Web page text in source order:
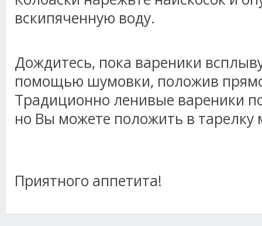
вскипяченную воду.
Дождитесь, пока вареники
помощью шумовки, положив
Традиционно ленивые вареники
но Вы можете положить в тарелку
Приятного аппетита!